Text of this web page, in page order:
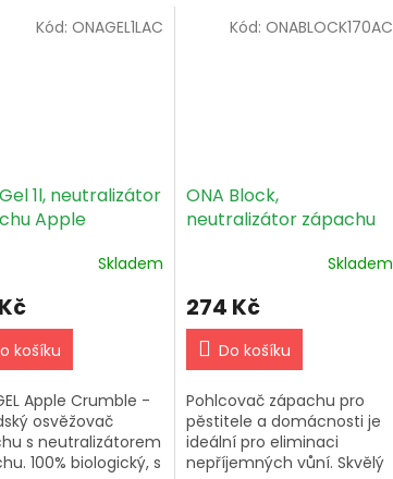
1l, neutralizátor
Apple
Skladem
košíku
Apple Crumble -
osvěžovač
s neutralizátorem
100% biologický, s
Kód: ONAGEL1LAC
ONA Block,
neutralizátor zápachu
Skladem
274 Kč
Do košíku
Pohlcovač zápachu pro
pěstitele a domácnosti je
ideální pro eliminaci
nepříjemných vůní. Skvělý
Kód: ONABLOCK170AC